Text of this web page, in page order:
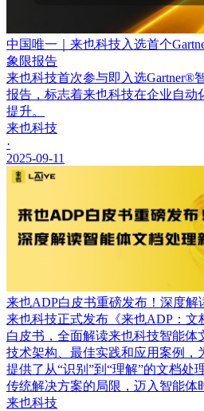
中国唯一｜来也科技入选首个
象限报告
来也科技首次参与即入选Gartner®
报告，标志着来也科技在企业自动
提升。
来也科技
·
2025-09-11
来也ADP白皮书重磅发布！深度解
来也科技正式发布《来也ADP：文
白皮书，全面解读来也科技智能体
技术架构、最佳实践和应用案例，
提供了从“识别”到“理解”的文档处
传统解决方案的局限，迈入智能体
来也科技